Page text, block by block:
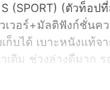
S (SPORT) (ตัวท็
เวอร์+มัลติฟังก์ชั่
บได้ เบาะหนังแท้
เดิม ช่วงล่างดีมาก
ย็น รถพร้อมขาย พร้